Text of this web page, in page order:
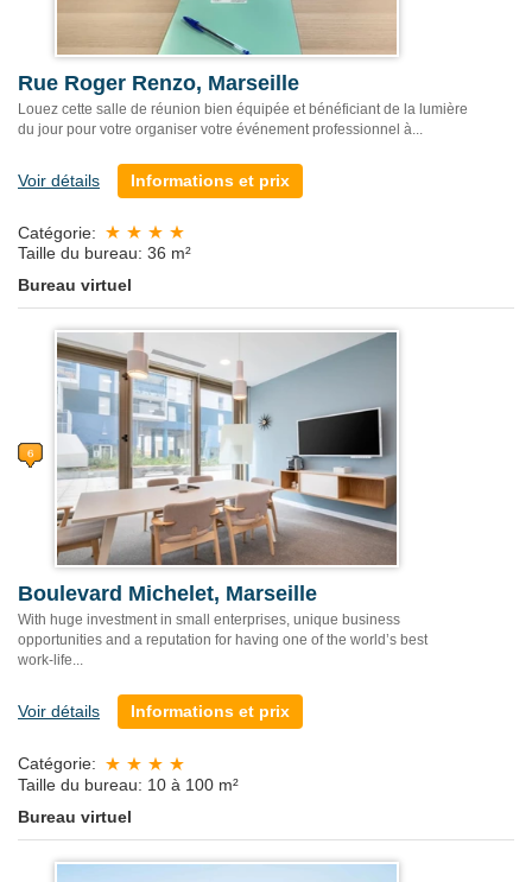
Rue Roger Renzo, Marseille
Louez cette salle de réunion bien équipée et bénéficiant de la lumière
du jour pour votre organiser votre événement professionnel à...
Voir détails Informations et prix
Catégorie:
Taille du bureau: 36 m²
Bureau virtuel
Boulevard Michelet, Marseille
With huge investment in small enterprises, unique business
opportunities and a reputation for having one of the world’s best
work-life...
Voir détails Informations et prix
Catégorie:
Taille du bureau: 10 à 100 m²
Bureau virtuel